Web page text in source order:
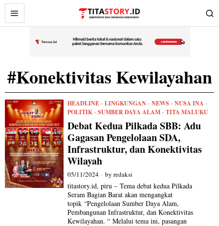
#Konektivitas Kewilayahan
HEADLINE · LINGKUNGAN · NEWS · NUSA INA ·
POLITIK · SUMBER DAYA ALAM · TITA MALUKU
Debat Kedua Pilkada SBB: Adu
Gagasan Pengelolaan SDA,
Infrastruktur, dan Konektivitas
Wilayah
05/11/2024 byredaksi
titastory.id, piru – Tema debat kedua Pilkada
Seram Bagian Barat akan mengangkat
topik “Pengelolaan Sumber Daya Alam,
Pembangunan Infrastruktur, dan Konektivitas
Kewilayahan. “ Melalui tema ini, pasangan